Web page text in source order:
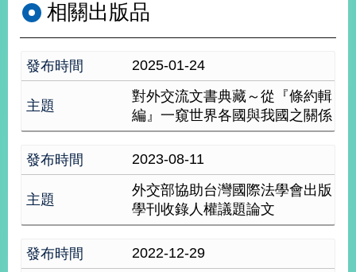
門
總
交
價
值
外
交
經
濟
相關出版品
2025-01-24
對外交流文書典藏～從『條約輯
編』一窺世界各國與我國之關係
2023-08-11
外交部協助台灣國際法學會出版
學刊收錄人權議題論文
2022-12-29